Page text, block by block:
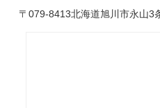
〒079-8413北海道旭川市永山3